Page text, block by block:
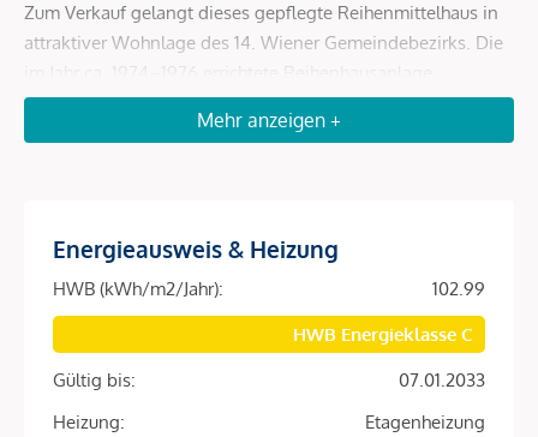
Zum Verkauf gelangt dieses gepflegte Reihenmittelhaus in
attraktiver Wohnlage des 14. Wiener Gemeindebezirks. Die
überzeugt durch ihre ruhige Atmosphäre, ausgezeichnete
Infrastruktur sowie die unmittelbare Nähe zur Natur.
Wohnbereich, mehreren Schlafzimmern, Terrasse sowie
einem liebevoll angelegten Garten. Besonders
hervorzuheben ist die angenehme Privatsphäre im
Außenbereich – durch die geschützte Lage und die
angrenzende Zahnarztpraxis genießen Sie vor allem an
Mehr anzeigen +
Energieausweis & Heizung
HWB (kWh/m2/Jahr):
102.99
HWB Energieklasse C
Gültig bis:
07.01.2033
Heizung:
Etagenheizung